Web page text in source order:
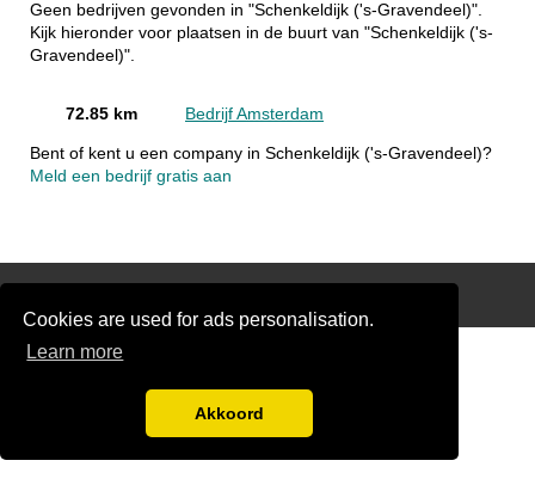
Cookies are used for ads personalisation.
Learn more
Akkoord
Geen bedrijven gevonden in "Schenkeldijk ('s-Gravendeel)".
Kijk hieronder voor plaatsen in de buurt van "Schenkeldijk ('s-
Gravendeel)".
72.85 km Bedrijf Amsterdam
Bent of kent u een company in Schenkeldijk ('s-Gravendeel)?
Meld een bedrijf gratis aan